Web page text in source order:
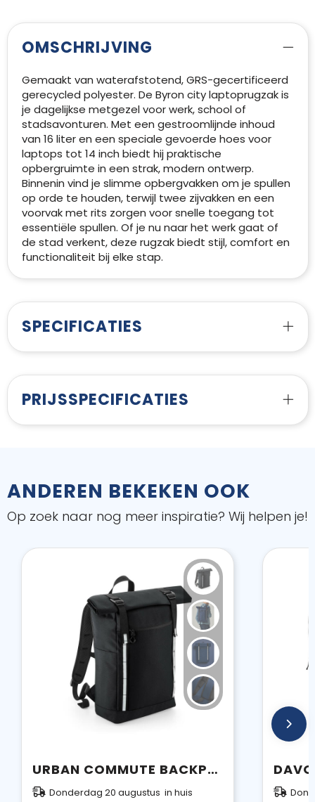
OMSCHRIJVING
Gemaakt van waterafstotend, GRS-gecertificeerd
gerecycled polyester. De Byron city laptoprugzak is
je dagelijkse metgezel voor werk, school of
stadsavonturen. Met een gestroomlijnde inhoud
van 16 liter en een speciale gevoerde hoes voor
laptops tot 14 inch biedt hij praktische
opbergruimte in een strak, modern ontwerp.
Binnenin vind je slimme opbergvakken om je spullen
op orde te houden, terwijl twee zijvakken en een
voorvak met rits zorgen voor snelle toegang tot
essentiële spullen. Of je nu naar het werk gaat of
de stad verkent, deze rugzak biedt stijl, comfort en
functionaliteit bij elke stap.
SPECIFICATIES
PRIJSSPECIFICATIES
ANDEREN BEKEKEN OOK
Op zoek naar nog meer inspiratie? Wij helpen je!
URBAN COMMUTE BACKPACK
Donderdag 20 augustus in huis